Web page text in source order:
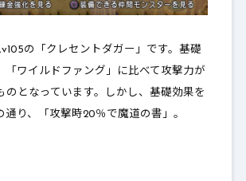
の「クレセントダガー」です。基礎
「ワイルドファング」に比べて攻撃力が
のとなっています。しかし、基礎効果を
通り、「攻撃時20％で魔道の書」。